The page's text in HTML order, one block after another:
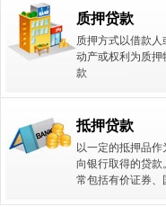
质押贷款
质押方式以借款人
动产或权利为质押
款
抵押贷款
以一定的抵押品
向银行取得的贷款
常包括有价证券、